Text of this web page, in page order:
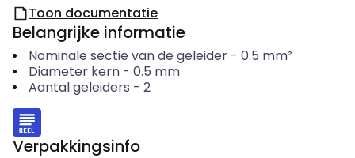
Toon documentatie
Belangrijke informatie
Nominale sectie van de geleider- 0.5 mm²
Diameter kern- 0.5 mm
Aantal geleiders - 2
Verpakkingsinfo